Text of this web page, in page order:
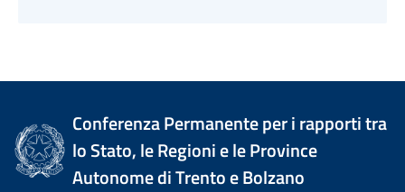
Conferenza Permanente per i rapporti tra
lo Stato, le Regioni e le Province
Autonome di Trento e Bolzano